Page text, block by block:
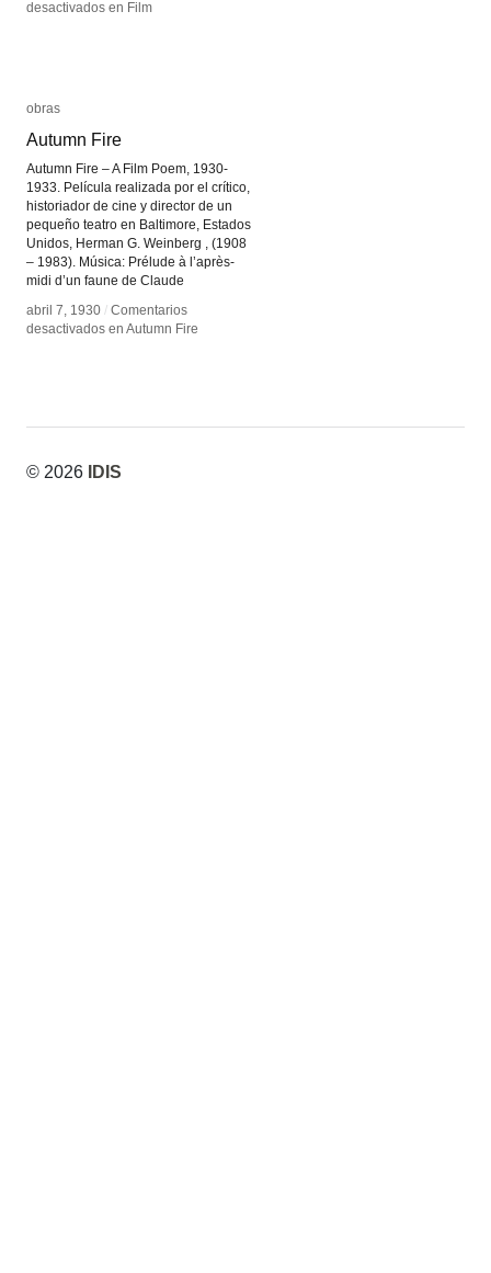
desactivados en Film
desactivados en Film
obras
Autumn Fire
Autumn Fire – A Film Poem, 1930-
1933. Película realizada por el crítico,
historiador de cine y director de un
pequeño teatro en Baltimore, Estados
Unidos, Herman G. Weinberg , (1908
– 1983). Música: Prélude à l’après-
midi d’un faune de Claude
abril 7, 1930 / Comentarios
desactivados en Autumn Fire
obras
Autumn Fire
abril 7, 1930 / Comentarios
desactivados en Autumn Fire
© 2026 IDIS